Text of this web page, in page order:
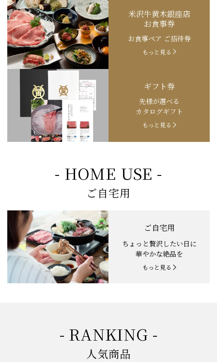
米沢牛黄木銀座店
お食事券
お食事ペア ご招待券
もっと見る
ギフト券
先様が選べる
カタログギフト
もっと見る
- HOME USE -
ご自宅用
ご自宅用
ちょっと贅沢したい日に
華やかな絶品を
もっと見る
- RANKING -
人気商品